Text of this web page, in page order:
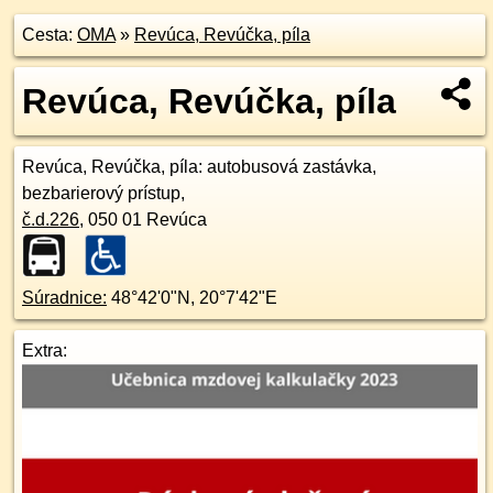
Cesta: OMA» Revúca, Revúčka, píla
Revúca, Revúčka, píla
Revúca, Revúčka, píla: autobusová zastávka,
bezbarierový prístup,
č.d.226, 050 01 Revúca
Súradnice: 48°42'0"N , 20°7'42"E
Extra: